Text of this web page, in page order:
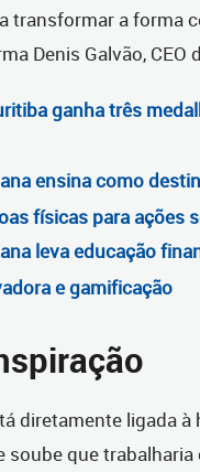
transformar a forma
Denis Galvão, CEO
ganha três
ensina como
físicas para ações
leva educação
e gamificação
diretamente ligada
soube que